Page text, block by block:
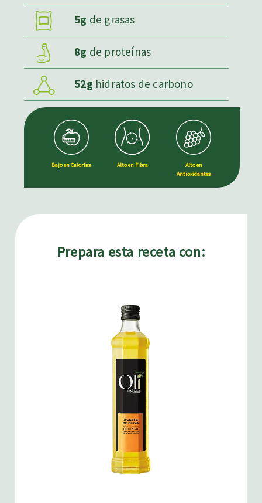
5g de grasas
8g de proteínas
52g hidratos de carbono
Bajo en Calorías Alto en Fibra
Alto en
Antioxidantes
Prepara esta receta con: